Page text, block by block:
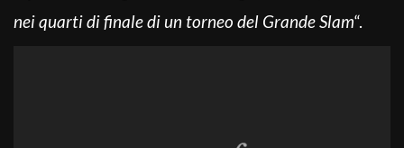
nei quarti di finale di un torneo del Grande Slam“.